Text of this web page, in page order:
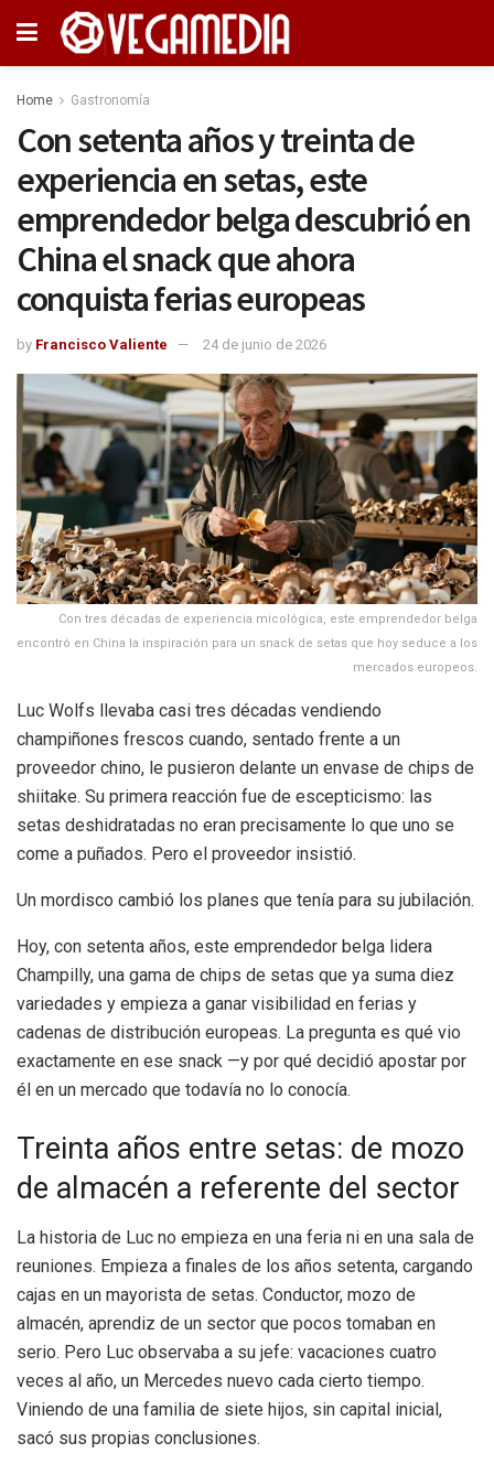
Home Gastronomía
Con setenta años y treinta de
experiencia en setas, este
emprendedor belga descubrió en
China el snack que ahora
conquista ferias europeas
by Francisco Valiente 24 de junio de 2026
Con tres décadas de experiencia micológica, este emprendedor belga
encontró en China la inspiración para un snack de setas que hoy seduce a los
mercados europeos.
Luc Wolfs llevaba casi tres décadas vendiendo
champiñones frescos cuando, sentado frente a un
proveedor chino, le pusieron delante un envase de chips de
shiitake. Su primera reacción fue de escepticismo: las
setas deshidratadas no eran precisamente lo que uno se
come a puñados. Pero el proveedor insistió.
Un mordisco cambió los planes que tenía para su jubilación.
Hoy, con setenta años, este emprendedor belga lidera
Champilly, una gama de chips de setas que ya suma diez
variedades y empieza a ganar visibilidad en ferias y
cadenas de distribución europeas. La pregunta es qué vio
exactamente en ese snack —y por qué decidió apostar por
él en un mercado que todavía no lo conocía.
Treinta años entre setas: de mozo
de almacén a referente del sector
La historia de Luc no empieza en una feria ni en una sala de
reuniones. Empieza a finales de los años setenta, cargando
cajas en un mayorista de setas. Conductor, mozo de
almacén, aprendiz de un sector que pocos tomaban en
serio. Pero Luc observaba a su jefe: vacaciones cuatro
veces al año, un Mercedes nuevo cada cierto tiempo.
Viniendo de una familia de siete hijos, sin capital inicial,
sacó sus propias conclusiones.